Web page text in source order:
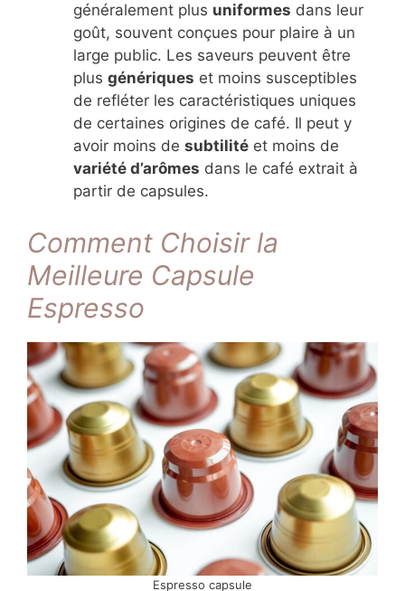
généralement plus uniformes dans leur
goût, souvent conçues pour plaire à un
large public. Les saveurs peuvent être
plus génériques et moins susceptibles
de refléter les caractéristiques uniques
de certaines origines de café. Il peut y
avoir moins de subtilité et moins de
variété d’arômes dans le café extrait à
partir de capsules.
Comment Choisir la
Meilleure Capsule
Espresso
Espresso capsule